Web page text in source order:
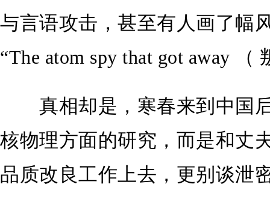
与言语攻击，甚至有人画了幅
“The atom spy that got away
真相却是，寒春来到中国
核物理方面的研究，而是和丈
品质改良工作上去，更别谈泄